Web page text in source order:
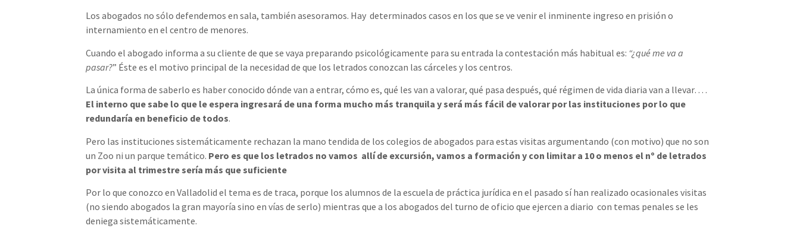
Los abogados no sólo defendemos en sala, también asesoramos. Hay determinados casos en los que se ve venir el inminente ingreso en prisión o
internamiento en el centro de menores.
Cuando el abogado informa a su cliente de que se vaya preparando psicológicamente para su entrada la contestación más habitual es: “¿qué me va a
pasar?” Éste es el motivo principal de la necesidad de que los letrados conozcan las cárceles y los centros.
La única forma de saberlo es haber conocido dónde van a entrar, cómo es, qué les van a valorar, qué pasa después, qué régimen de vida diaria van a llevar… .
El interno que sabe lo que le espera ingresará de una forma mucho más tranquila y será más fácil de valorar por las instituciones por lo que
redundaría en beneficio de todos.
Pero las instituciones sistemáticamente rechazan la mano tendida de los colegios de abogados para estas visitas argumentando (con motivo) que no son
un Zoo ni un parque temático. Pero es que los letrados no vamos allí de excursión, vamos a formación y con limitar a 10 o menos el nº de letrados
por visita al trimestre sería más que suficiente
Por lo que conozco en Valladolid el tema es de traca, porque los alumnos de la escuela de práctica jurídica en el pasado sí han realizado ocasionales visitas
(no siendo abogados la gran mayoría sino en vías de serlo) mientras que a los abogados del turno de oficio que ejercen a diario con temas penales se les
deniega sistemáticamente.